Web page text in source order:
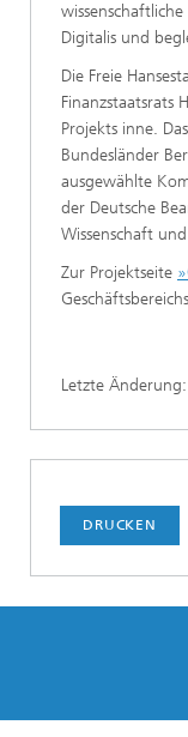
Digitalis und
Die Freie
Finanzstaatsrats
Projekts inne.
Bundesländer
ausgewählte
der Deutsche
Wissenschaft
Zur Projektseite
Letzte Änderung:
DRUCKEN